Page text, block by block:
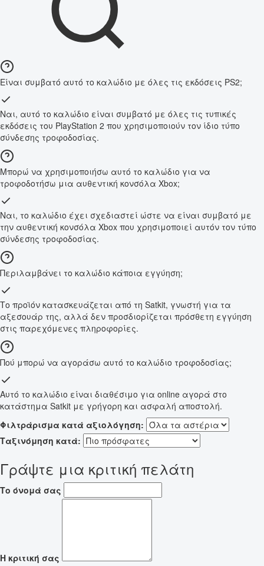
Είναι συμβατό αυτό το καλώδιο με όλες τις εκδόσεις PS2;
Ναι, αυτό το καλώδιο είναι συμβατό με όλες τις τυπικές
εκδόσεις του PlayStation 2 που χρησιμοποιούν τον ίδιο τύπο
σύνδεσης τροφοδοσίας.
Μπορώ να χρησιμοποιήσω αυτό το καλώδιο για να
τροφοδοτήσω μια αυθεντική κονσόλα Xbox;
Ναι, το καλώδιο έχει σχεδιαστεί ώστε να είναι συμβατό με
την αυθεντική κονσόλα Xbox που χρησιμοποιεί αυτόν τον τύπο
σύνδεσης τροφοδοσίας.
Περιλαμβάνει το καλώδιο κάποια εγγύηση;
Το προϊόν κατασκευάζεται από τη Satkit, γνωστή για τα
αξεσουάρ της, αλλά δεν προσδιορίζεται πρόσθετη εγγύηση
στις παρεχόμενες πληροφορίες.
Πού μπορώ να αγοράσω αυτό το καλώδιο τροφοδοσίας;
Αυτό το καλώδιο είναι διαθέσιμο για online αγορά στο
κατάστημα Satkit με γρήγορη και ασφαλή αποστολή.
Φιλτράρισμα κατά αξιολόγηση:
Ταξινόμηση κατά:
Γράψτε μια κριτική πελάτη
Το όνομά σας
Η κριτική σας